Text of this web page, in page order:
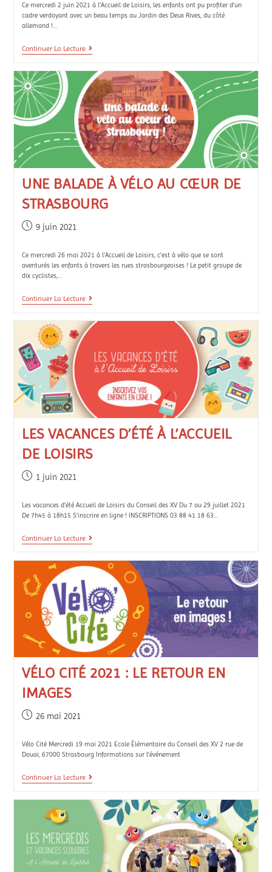
Ce mercredi 2 juin 2021 à l'Accueil de Loisirs, les enfants ont pu profiter d'un
cadre verdoyant avec un beau temps au Jardin des Deux Rives, du côté
allemand !…
Continuer La Lecture
UNE BALADE À VÉLO AU CŒUR DE
STRASBOURG
9 juin 2021
Ce mercredi 26 mai 2021 à l'Accueil de Loisirs, c'est à vélo que se sont
aventurés les enfants à travers les rues strasbourgeoises ! Le petit groupe de
dix cyclistes,…
Continuer La Lecture
LES VACANCES D’ÉTÉ À L’ACCUEIL
DE LOISIRS
1 juin 2021
Les vacances d'été Accueil de Loisirs du Conseil des XV Du 7 au 29 juillet 2021
De 7h45 à 18h15 S'inscrire en ligne ! INSCRIPTIONS 03 88 41 18 63…
Continuer La Lecture
VÉLO CITÉ 2021 : LE RETOUR EN
IMAGES
26 mai 2021
Vélo Cité Mercredi 19 mai 2021 Ecole Élémentaire du Conseil des XV 2 rue de
Douai, 67000 Strasbourg Informations sur l'événement
Continuer La Lecture